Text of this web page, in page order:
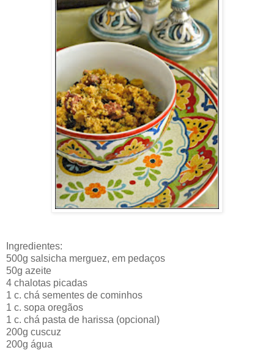
Ingredientes:
500g salsicha merguez, em pedaços
50g azeite
4 chalotas picadas
1 c. chá sementes de cominhos
1 c. sopa oregãos
1 c. chá pasta de harissa (opcional)
200g cuscuz
200g água